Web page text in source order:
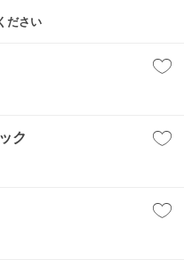
ださい
ク